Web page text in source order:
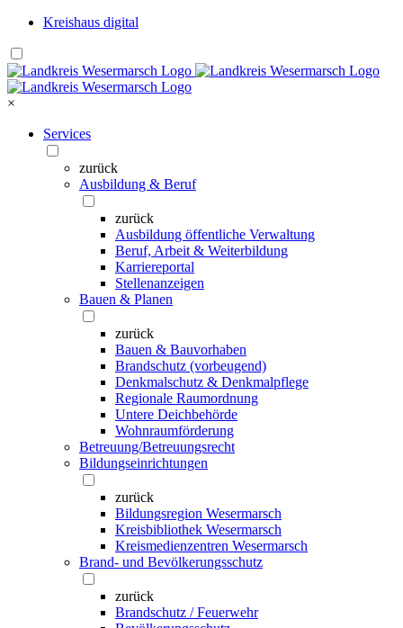
Kreishaus digital
×
Services
zurück
Ausbildung & Beruf
zurück
Ausbildung öffentliche Verwaltung
Beruf, Arbeit & Weiterbildung
Karriereportal
Stellenanzeigen
Bauen & Planen
zurück
Bauen & Bauvorhaben
Brandschutz (vorbeugend)
Denkmalschutz & Denkmalpflege
Regionale Raumordnung
Untere Deichbehörde
Wohnraumförderung
Betreuung/Betreuungsrecht
Bildungseinrichtungen
zurück
Bildungsregion Wesermarsch
Kreisbibliothek Wesermarsch
Kreismedienzentren Wesermarsch
Brand- und Bevölkerungsschutz
zurück
Brandschutz / Feuerwehr